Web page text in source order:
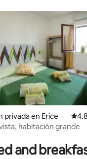
de 5, 9 reseñas
privada en Erice
habitación grande
and